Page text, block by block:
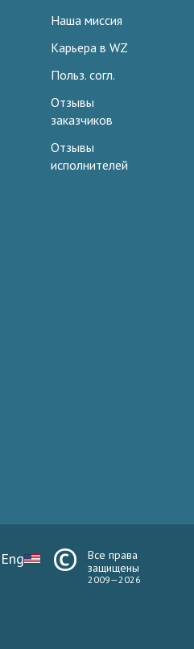
Наша миссия
Карьера в WZ
Польз. согл.
Отзывы
заказчиков
Отзывы
исполнителей
Eng
Все права
защищены
2009—2026